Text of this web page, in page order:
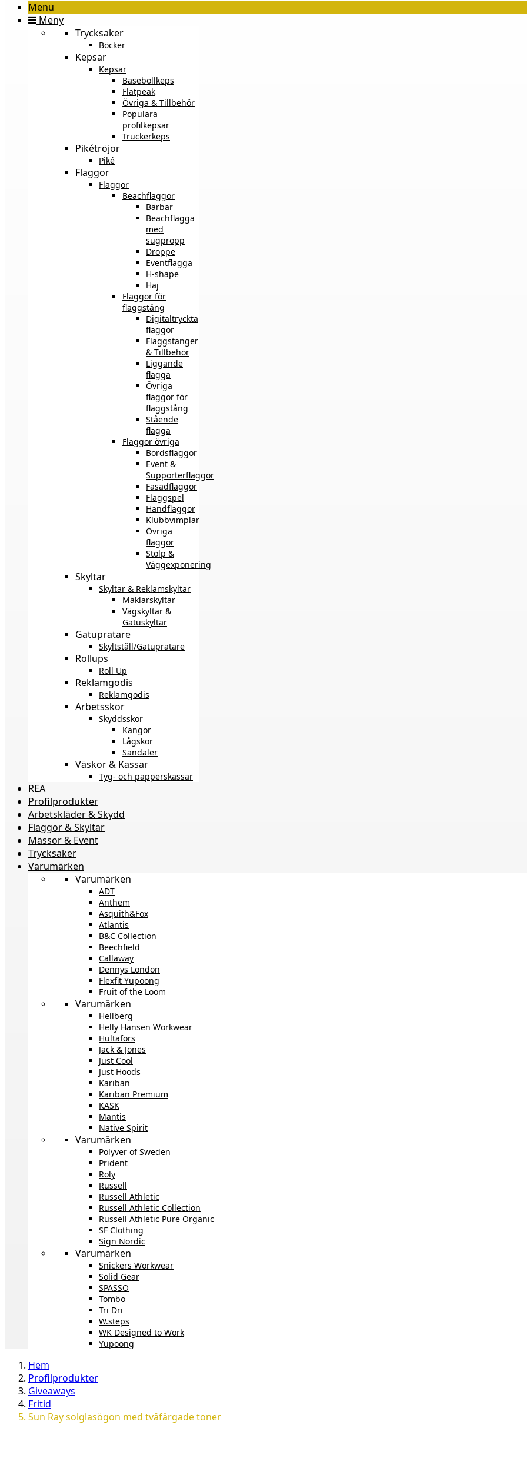
Menu
Meny
Trycksaker
Böcker
Kepsar
Kepsar
Basebollkeps
Flatpeak
Övriga & Tillbehör
Populära
profilkepsar
Truckerkeps
Pikétröjor
Piké
Flaggor
Flaggor
Beachflaggor
Bärbar
Beachflagga
med
sugpropp
Droppe
Eventflagga
H-shape
Haj
Flaggor för
flaggstång
Digitaltryckta
flaggor
Flaggstänger
& Tillbehör
Liggande
flagga
Övriga
flaggor för
flaggstång
Stående
flagga
Flaggor övriga
Bordsflaggor
Event &
Supporterflaggor
Fasadflaggor
Flaggspel
Handflaggor
Klubbvimplar
Övriga
flaggor
Stolp &
Väggexponering
Skyltar
Skyltar & Reklamskyltar
Mäklarskyltar
Vägskyltar &
Gatuskyltar
Gatupratare
Skyltställ/Gatupratare
Rollups
Roll Up
Reklamgodis
Reklamgodis
Arbetsskor
Skyddsskor
Kängor
Lågskor
Sandaler
Väskor & Kassar
Tyg- och papperskassar
REA
Profilprodukter
Arbetskläder & Skydd
Flaggor & Skyltar
Mässor & Event
Trycksaker
Varumärken
Varumärken
ADT
Anthem
Asquith&Fox
Atlantis
B&C Collection
Beechfield
Callaway
Dennys London
Flexfit Yupoong
Fruit of the Loom
Varumärken
Hellberg
Helly Hansen Workwear
Hultafors
Jack & Jones
Just Cool
Just Hoods
Kariban
Kariban Premium
KASK
Mantis
Native Spirit
Varumärken
Polyver of Sweden
Prident
Roly
Russell
Russell Athletic
Russell Athletic Collection
Russell Athletic Pure Organic
SF Clothing
Sign Nordic
Varumärken
Snickers Workwear
Solid Gear
SPASSO
Tombo
Tri Dri
W.steps
WK Designed to Work
Yupoong
Hem
Profilprodukter
Giveaways
Fritid
Sun Ray solglasögon med tvåfärgade toner